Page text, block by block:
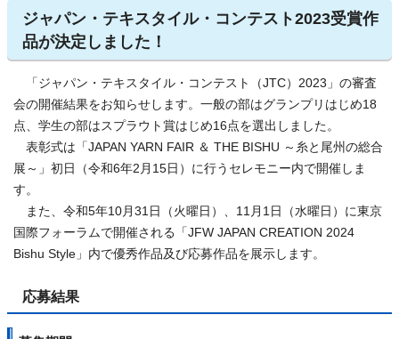
ジャパン・テキスタイル・コンテスト2023受賞作
品が決定しました！
「ジャパン・テキスタイル・コンテスト（JTC）2023」の審査
会の開催結果をお知らせします。一般の部はグランプリはじめ18
点、学生の部はスプラウト賞はじめ16点を選出しました。
表彰式は「JAPAN YARN FAIR ＆ THE BISHU ～糸と尾州の総合
展～」初日（令和6年2月15日）に行うセレモニー内で開催しま
す。
また、令和5年10月31日（火曜日）、11月1日（水曜日）に東京
国際フォーラムで開催される「JFW JAPAN CREATION 2024
Bishu Style」内で優秀作品及び応募作品を展示します。
応募結果